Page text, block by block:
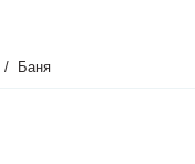
Баня